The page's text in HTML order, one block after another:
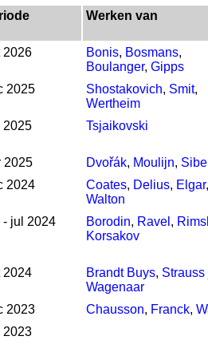
Werken van
2026 Bonis, Bosmans,
Boulanger, Gipps
2025 Shostakovich, Smit,
Wertheim
2025 Tsjaikovski
2025 Dvořák, Moulijn,
2024 Coates, Delius, Elgar
Walton
- jul 2024 Borodin, Ravel ,
Korsakov
2024 Brandt Buys, Strauss
Wagenaar
2023 Chausson, Franck,
2023